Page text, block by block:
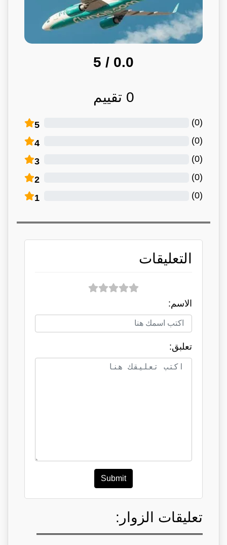
0.0
/ 5
0 تقييم
5 (
0
)
4 (
0
)
3 (
0
)
2 (
0
)
1 (
0
)
التعليقات
الاسم:
تعلبق:
Submit
تعليقات الزوار: